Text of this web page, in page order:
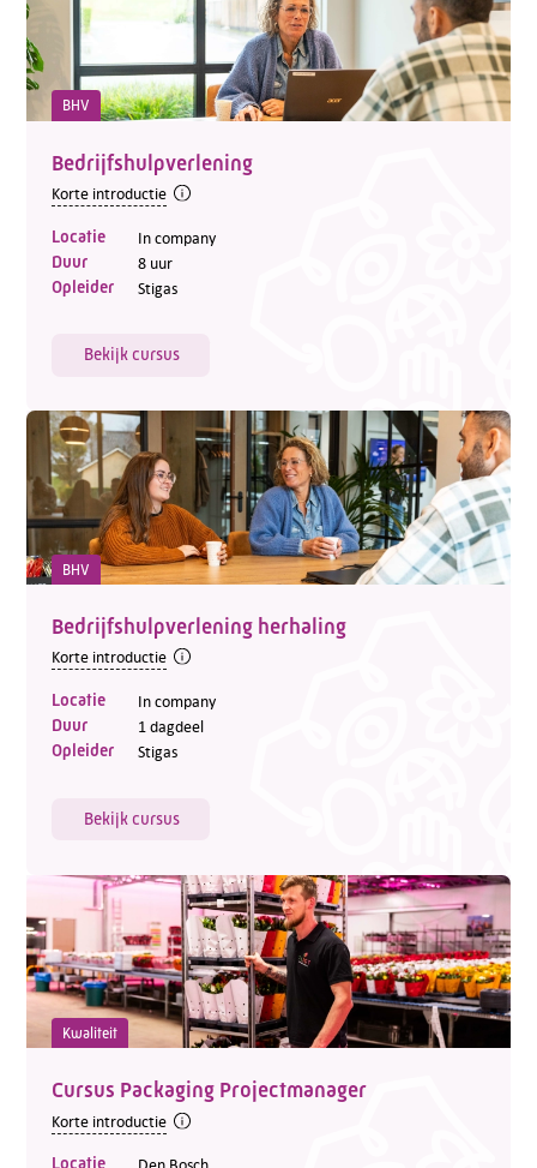
BHV
Bedrijfshulpverlening
Korte introductie
Locatie In company
Duur 8 uur
Opleider Stigas
Bekijk cursus
BHV
Bedrijfshulpverlening herhaling
Korte introductie
Locatie In company
Duur 1 dagdeel
Opleider Stigas
Bekijk cursus
Kwaliteit
Cursus Packaging Projectmanager
Korte introductie
Locatie